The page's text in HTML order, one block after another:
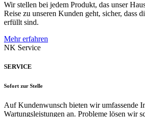
Wir stellen bei jedem Produkt, das unser
Reise zu unseren Kunden geht, sicher, dass
erfüllt sind.
Mehr erfahren
NK Service
SERVICE
Sofort zur Stelle
Auf Kundenwunsch bieten wir umfassende
Wartungsleistungen an. Probleme lösen wir